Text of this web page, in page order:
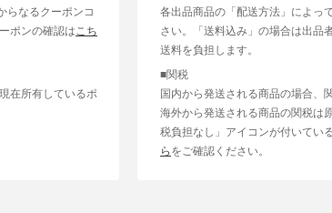
らなるクーポンコ
ポンの確認は こち
在所有しているポ
各出品商品の「配送方法」によっ
さい。「送料込み」の場合は出品
送料を負担します。
■関税
国内から発送される商品の場合、
海外から発送される商品の関税は
税負担なし」アイコンが付いてい
ら をご確認ください。